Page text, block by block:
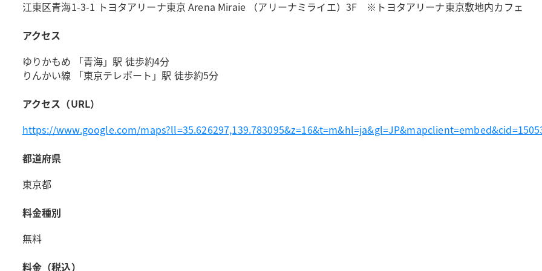
江東区青海1-3-1 トヨタアリーナ東京 Arena Miraie （アリーナミライエ）3F ※トヨタアリーナ東京敷地内カフェ
アクセス
ゆりかもめ 「青海」駅 徒歩約4分
りんかい線 「東京テレポート」駅 徒歩約5分
アクセス（URL）
https://www.google.com/
都道府県
東京都
料金種別
無料
料金（税込）